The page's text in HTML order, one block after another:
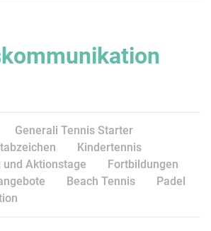
Generali Tennis Starter
Kindertennis
Aktionstage
Fortbildungen
Beach Tennis
Padel